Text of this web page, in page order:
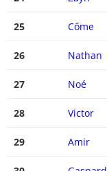
25 Côme
26 Nathan
27 Noé
28 Victor
29 Amir